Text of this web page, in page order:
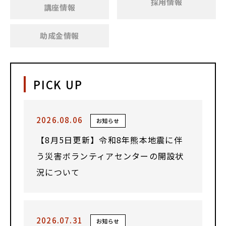
講座情報
助成金情報
PICK UP
2026.08.06 お知らせ
【8月5日更新】令和8年熊本地震に伴
う災害ボランティアセンターの開設状
況について
2026.07.31 お知らせ